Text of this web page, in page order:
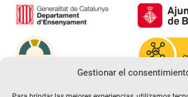
Gestionar el